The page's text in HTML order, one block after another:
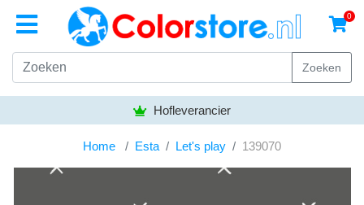
0
Zoeken
Hofleverancier
Home Esta Let's play 139070